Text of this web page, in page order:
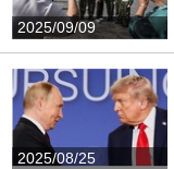
2025/09/09
2025/08/25